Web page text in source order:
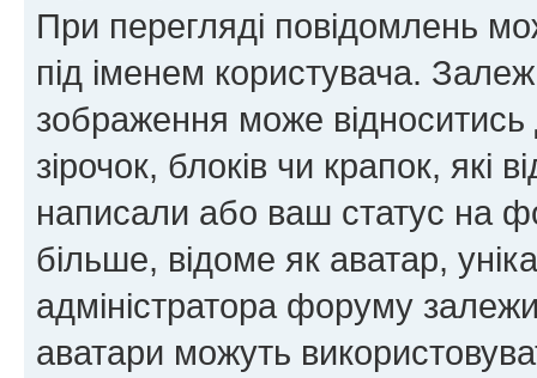
При перегляді повідомлень
під іменем користувача.
зображення може відноситись
зірочок, блоків чи крапок, які
написали або ваш статус на
більше, відоме як аватар,
адміністратора форуму
аватари можуть